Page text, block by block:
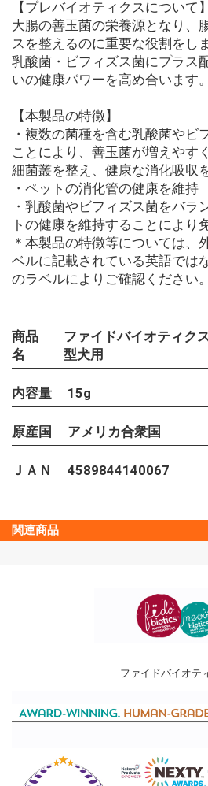
【プレバイオティクスについて】
大腸の善玉菌の栄養源となり、
スを整えるのに重要な役割をし
乳酸菌・ビフィズス菌にプラス
いの健康パワーを高め合います。
【本製品の特徴】
・複数の菌種を含む乳酸菌やビ
ことにより、善玉菌が増えやす
細菌叢を整え、健康な消化吸収
・ペットの消化管の健康を維持
・乳酸菌やビフィズス菌をバラ
トの健康を維持することにより
＊本製品の特徴等については、
ベルに記載されている英語では
のラベルによりご確認ください。
商品
名
ファイドバイオティ
型犬用
内容量 15g
原産国 アメリカ合衆国
ＪＡＮ 4589844140067
関連商品
ファイドバイオテ